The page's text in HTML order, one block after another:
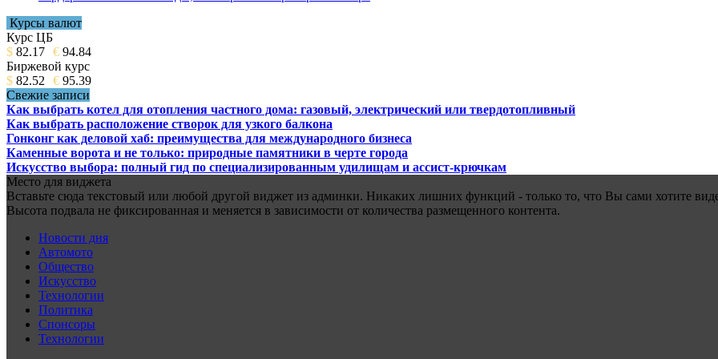
Курсы валют
Курс ЦБ
$ 82.17 € 94.84
Биржевой курс
$ 82.52 € 95.39
Свежие записи
Как выбрать котел для отопления частного дома: газовый, электрический или твердотопливный
Как выбрать расположение створок для узкого балкона
Гонконг как деловой хаб: преимущества для международного бизнеса
Каменные ворота и не только: природные памятники в черте города
Искусство выбора: полный гид по специализированным удилищам и ассист-крючкам
Место для виджета
Вставьте сюда текстовый или любой другой виджет из админки. Никаких лишних функций - только то, что Вы сами хотите
Высота подвала не фиксированная и меняется в зависимости от количества размещенного контента.
Новости дня
Автомото
Общество
Искусство
Технологии
Политика
Спонсоры
Технологии